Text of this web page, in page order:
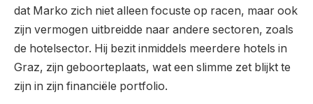
dat Marko zich niet alleen focuste op racen, maar ook
zijn vermogen uitbreidde naar andere sectoren, zoals
de hotelsector. Hij bezit inmiddels meerdere hotels in
Graz, zijn geboorteplaats, wat een slimme zet blijkt te
zijn in zijn financiële portfolio.